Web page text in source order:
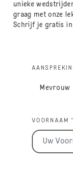
unieke
graag met onze
Schrijf je gratis
VOORNAAM *